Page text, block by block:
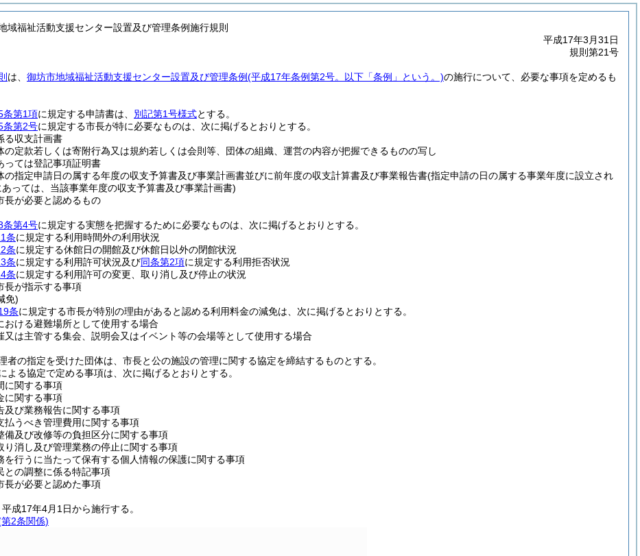
域福祉活動支援センター設置及び管理条例施行規則
平成17年3月31日
規則第21号
は、 御坊市地域福祉活動支援センター設置及び管理条例(平成17年条例第2号。以下「条例」という。)の施行について、必要な事項を定めるも
条第1項に規定する申請書は、 別記第1号様式とする。
条第2号に規定する市長が特に必要なものは、次に掲げるとおりとする。
る収支計画書
の定款若しくは寄附行為又は規約若しくは会則等、団体の組織、運営の内容が把握できるものの写し
っては登記事項証明書
の指定申請日の属する年度の収支予算書及び事業計画書並びに前年度の収支計算書及び事業報告書(指定申請の日の属する事業年度に設立され
っては、当該事業年度の収支予算書及び事業計画書)
長が必要と認めるもの
条第4号に規定する実態を把握するために必要なものは、次に掲げるとおりとする。
条に規定する利用時間外の利用状況
条に規定する休館日の開館及び休館日以外の閉館状況
条に規定する利用許可状況及び同条第2項に規定する利用拒否状況
条に規定する利用許可の変更、取り消し及び停止の状況
長が指示する事項
免)
条に規定する市長が特別の理由があると認める利用料金の減免は、次に掲げるとおりとする。
おける避難場所として使用する場合
又は主管する集会、説明会又はイベント等の会場等として使用する場合
者の指定を受けた団体は、市長と公の施設の管理に関する協定を締結するものとする。
よる協定で定める事項は、次に掲げるとおりとする。
に関する事項
に関する事項
及び業務報告に関する事項
払うべき管理費用に関する事項
備及び改修等の負担区分に関する事項
り消し及び管理業務の停止に関する事項
を行うに当たって保有する個人情報の保護に関する事項
との調整に係る特記事項
長が必要と認めた事項
平成17年4月1日から施行する。
2条関係)